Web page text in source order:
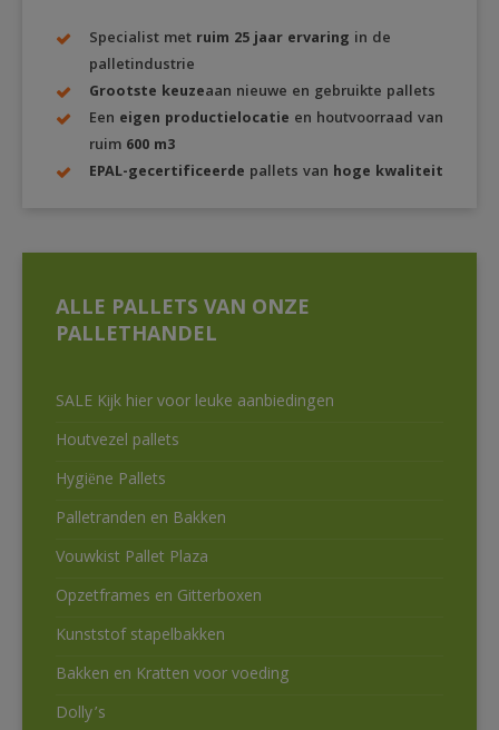
Specialist met ruim 25 jaar ervaring in de
palletindustrie
Grootste keuzeaan nieuwe en gebruikte pallets
Een eigen productielocatie en houtvoorraad van
ruim 600 m3
EPAL-gecertificeerde pallets van hoge kwaliteit
ALLE PALLETS VAN ONZE
PALLETHANDEL
SALE Kijk hier voor leuke aanbiedingen
Houtvezel pallets
Hygiëne Pallets
Palletranden en Bakken
Vouwkist Pallet Plaza
Opzetframes en Gitterboxen
Kunststof stapelbakken
Bakken en Kratten voor voeding
Dolly’s